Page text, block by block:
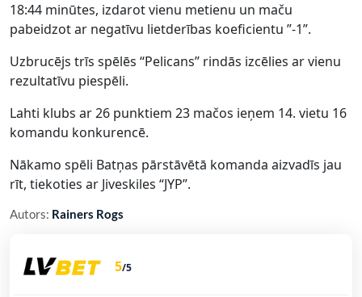
18:44 minūtes, izdarot vienu metienu un maču
pabeidzot ar negatīvu lietderības koeficientu ”-1”.
Uzbrucējs trīs spēlēs “Pelicans” rindās izcēlies ar vienu
rezultatīvu piespēli.
Lahti klubs ar 26 punktiem 23 mačos ieņem 14. vietu 16
komandu konkurencē.
Nākamo spēli Batņas pārstāvētā komanda aizvadīs jau
rīt, tiekoties ar Jiveskiles “JYP”.
Autors: Rainers Rogs
5/5